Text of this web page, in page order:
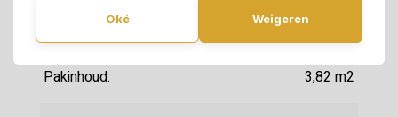
Oké Weigeren1530 mm
Pakinhoud: 3,82 m2